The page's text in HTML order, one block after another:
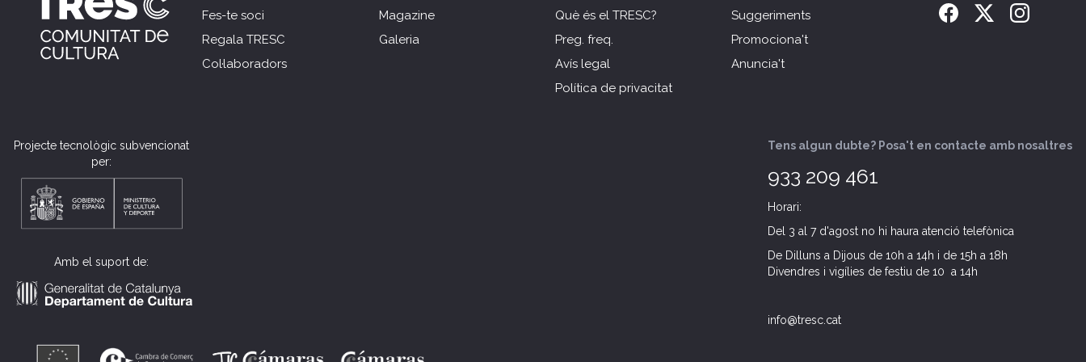
Fes-te soci
Regala TRESC
Col·laboradors
Magazine
Galeria
Què és el TRESC?
Preg. freq.
Avís legal
Política de privacitat
Suggeriments
Promociona't
Anuncia't
Projecte tecnològic subvencionat
per:
Amb el suport de:
Tens algun dubte? Posa't en contacte amb nosaltres
933 209 461
Horari:
Del 3 al 7 d'agost no hi haura atenció telefònica
De Dilluns a Dijous de 10h a 14h i de 15h a 18h
Divendres i vigílies de festiu de 10 a 14h
info@tresc.cat